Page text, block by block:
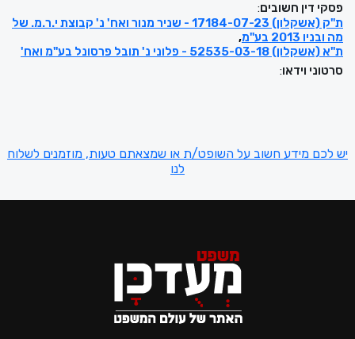
פסקי דין חשובים:
ת"ק (אשקלון) 17184-07-23 - שניר מנור ואח' נ' קבוצת י.ר.מ. של
מה ובניו 2013 בע"מ
ת"א (אשקלון) 52535-03-18 - פלוני נ' תובל פרסונל בע"מ ואח'
סרטוני וידאו:
יש לכם מידע חשוב על השופט/ת או שמצאתם טעות, מוזמנים לשלוח
לנו